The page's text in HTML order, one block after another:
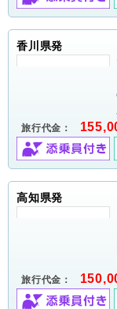
香川県発
旅行代金：
高知県発
旅行代金：